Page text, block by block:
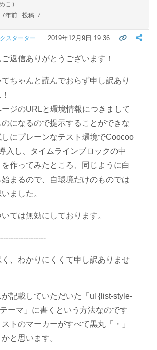
こ)
7年前
投稿: 7
スターター 2019年12月9日 19:36
返信ありがとうございます！
ちゃんと読んでおらず申し訳あり
ジのURLと環境情報につきまして
になるので提示することができな
にプレーンなテスト環境でCoocoo
入し、タイムラインブロックの中
作ってみたところ、同じように白
まるので、自環境だけのものでは
ました。
ては無効にしております。
、わかりにくくて申し訳ありませ
記載していただいた「ul {list-style-
ーマ」に書くという方法なのです
トのマーカーがすべて黒丸「・」
と思います。